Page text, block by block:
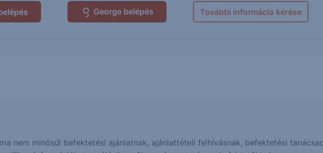
George belépés További információ kérése
nem minősül befektetési ajánlatnak, ajánlattételi felhívásnak, befektetési